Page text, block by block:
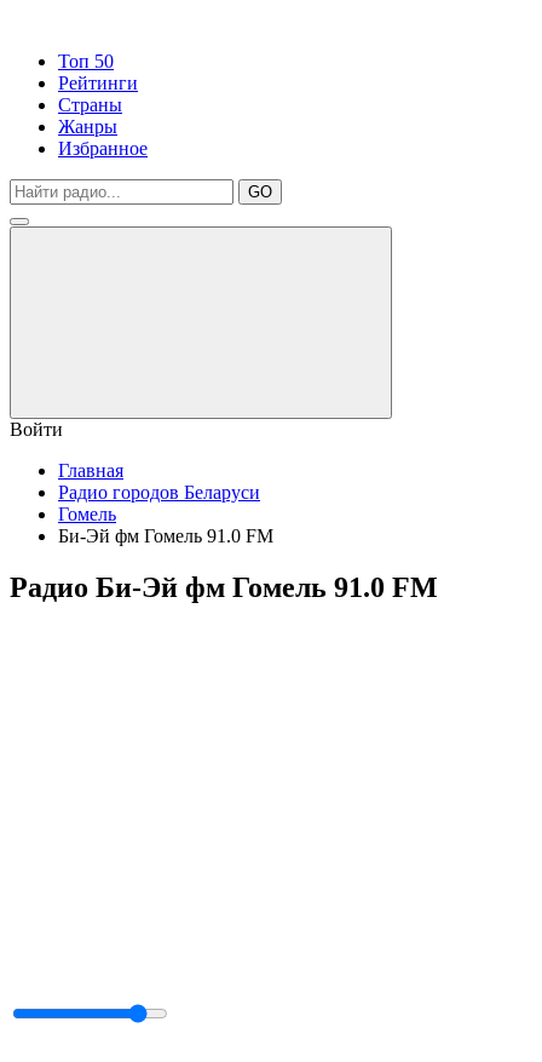
Топ 50
Рейтинги
Страны
Жанры
Избранное
GO
Войти
Главная
Радио городов Беларуси
Гомель
Би-Эй фм Гомель 91.0 FM
Радио Би-Эй фм Гомель 91.0 FM